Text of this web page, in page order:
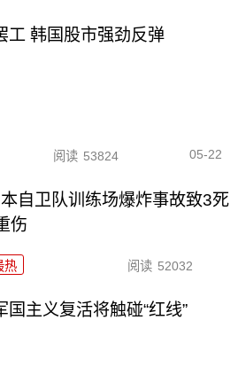
工 韩国股市强劲反弹
阅读 53824 05-22
本自卫队训练场爆炸事故致3死
伤
热 阅读 52032
主义复活将触碰“红线”